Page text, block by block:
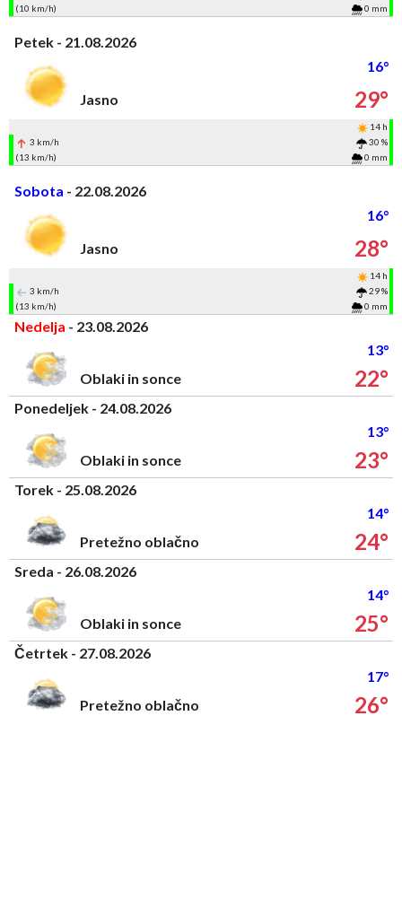
(10 km/h)
0 mm
Petek - 21.08.2026
16°
Jasno
29°
14 h
3 km/h
30 %
(13 km/h)
0 mm
Sobota - 22.08.2026
16°
Jasno
28°
14 h
3 km/h
29 %
(13 km/h)
0 mm
Nedelja - 23.08.2026
13°
Oblaki in sonce
22°
Ponedeljek - 24.08.2026
13°
Oblaki in sonce
23°
Torek - 25.08.2026
14°
Pretežno oblačno
24°
Sreda - 26.08.2026
14°
Oblaki in sonce
25°
Četrtek - 27.08.2026
17°
Pretežno oblačno
26°